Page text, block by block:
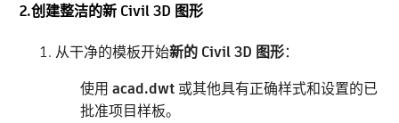
2.创建整洁的新 Civil 3D 图形
从干净的模板开始新的 Civil 3D 图形：
使用acad.dwt 或其他具有正确样式和设置的已
批准项目样板。